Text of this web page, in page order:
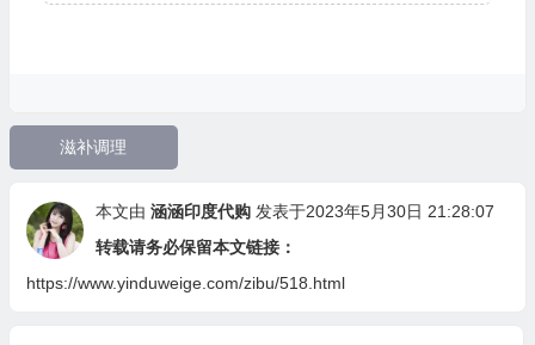
滋补调理
本文由 涵涵印度代购 发表于2023年5月30日 21:28:07
转载请务必保留本文链接：
https://www.yinduweige.com/zibu/518.html